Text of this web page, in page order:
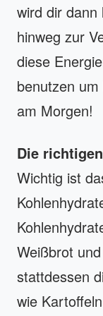
wird dir dann
hinweg zur
diese
benutzen
am Morgen!
Die
Wichtig ist
Weißbrot
stattdessen
wie